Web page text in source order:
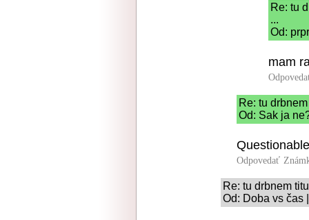
Re: tu
...
Od:
mam
Re: tu
Od: Sak ja
Odpovedať
Re: tu drbnem
Od: Doba vs čas